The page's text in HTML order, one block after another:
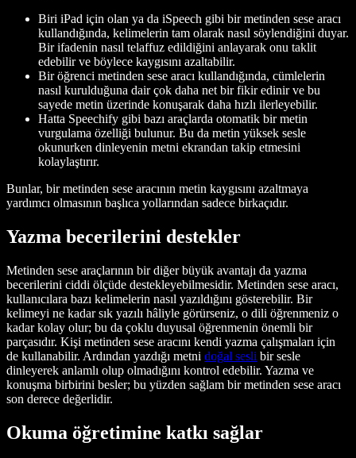
Biri iPad için olan ya da iSpeech gibi bir metinden sese aracı
kullandığında, kelimelerin tam olarak nasıl söylendiğini duyar.
Bir ifadenin nasıl telaffuz edildiğini anlayarak onu taklit
edebilir ve böylece kaygısını azaltabilir.
Bir öğrenci metinden sese aracı kullandığında, cümlelerin
nasıl kurulduğuna dair çok daha net bir fikir edinir ve bu
sayede metin üzerinde konuşarak daha hızlı ilerleyebilir.
Hatta Speechify gibi bazı araçlarda otomatik bir metin
vurgulama özelliği bulunur. Bu da metin yüksek sesle
okunurken dinleyenin metni ekrandan takip etmesini
kolaylaştırır.
Bunlar, bir metinden sese aracının metin kaygısını azaltmaya
yardımcı olmasının başlıca yollarından sadece birkaçıdır.
Yazma becerilerini destekler
Metinden sese araçlarının bir diğer büyük avantajı da yazma
becerilerini ciddi ölçüde destekleyebilmesidir. Metinden sese aracı,
kullanıcılara bazı kelimelerin nasıl yazıldığını gösterebilir. Bir
kelimeyi ne kadar sık yazılı hâliyle görürseniz, o dili öğrenmeniz o
kadar kolay olur; bu da çoklu duyusal öğrenmenin önemli bir
parçasıdır. Kişi metinden sese aracını kendi yazma çalışmaları için
de kullanabilir. Ardından yazdığı metni doğal sesli bir sesle
dinleyerek anlamlı olup olmadığını kontrol edebilir. Yazma ve
konuşma birbirini besler; bu yüzden sağlam bir metinden sese aracı
son derece değerlidir.
Okuma öğretimine katkı sağlar